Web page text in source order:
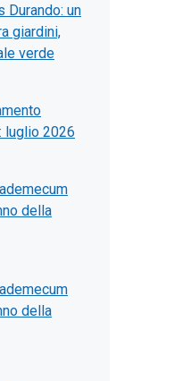
Durando: un
giardini,
verde
luglio 2026
della
della